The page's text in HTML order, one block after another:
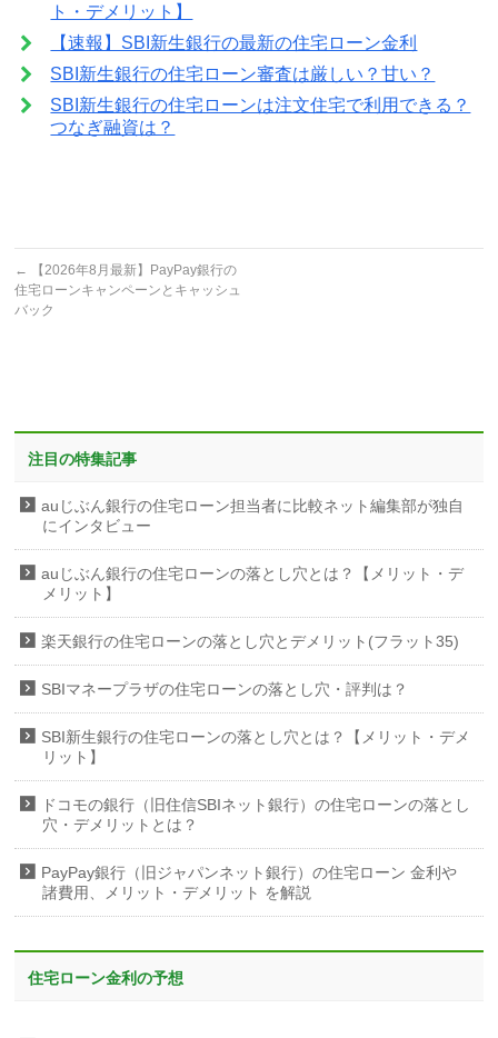
ト・デメリット】
【速報】SBI新生銀行の最新の住宅ローン金利
SBI新生銀行の住宅ローン審査は厳しい？甘い？
SBI新生銀行の住宅ローンは注文住宅で利用できる？
つなぎ融資は？
←
【2026年8月最新】PayPay銀行の
住宅ローンキャンペーンとキャッシュ
バック
注目の特集記事
auじぶん銀行の住宅ローン担当者に比較ネット編集部が独自
にインタビュー
auじぶん銀行の住宅ローンの落とし穴とは？【メリット・デ
メリット】
楽天銀行の住宅ローンの落とし穴とデメリット(フラット35)
SBIマネープラザの住宅ローンの落とし穴・評判は？
SBI新生銀行の住宅ローンの落とし穴とは？【メリット・デメ
リット】
ドコモの銀行（旧住信SBIネット銀行）の住宅ローンの落とし
穴・デメリットとは？
PayPay銀行（旧ジャパンネット銀行）の住宅ローン 金利や
諸費用、メリット・デメリット を解説
住宅ローン金利の予想